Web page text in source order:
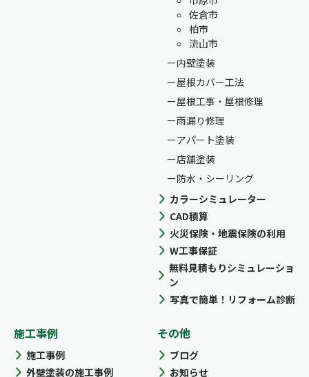
佐倉市
柏市
流山市
内壁塗装
屋根カバー工法
屋根工事・屋根修理
雨漏り修理
アパート塗装
店舗塗装
防水・シーリング
カラーシミュレーター
CAD積算
火災保険・地震保険の利用
W工事保証
無料見積もりシミュレーショ
ン
写真で簡単！リフォーム診断
施工事例
施工事例
外壁塗装の施工事例
その他
ブログ
お知らせ